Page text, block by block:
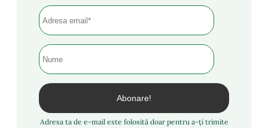
Adresa ta de e-mail este folosită doar pentru a-ți trimite